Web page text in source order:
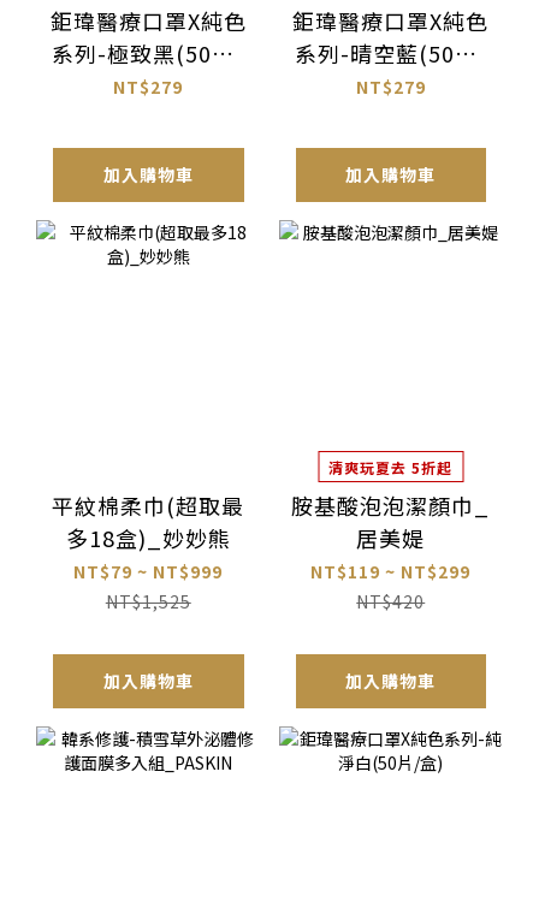
鉅瑋醫療口罩X純色
系列-極致黑(50片/
盒)
NT$279
加入購物車
鉅瑋醫療口罩X純色
系列-晴空藍(50片/
盒)
NT$279
加入購物車
平紋棉柔巾(超取最
多18盒)_妙妙熊
NT$79 ~ NT$999
NT$1,525
加入購物車
清爽玩夏去 5折起
胺基酸泡泡潔顏巾_
居美媞
NT$119 ~ NT$299
NT$420
加入購物車